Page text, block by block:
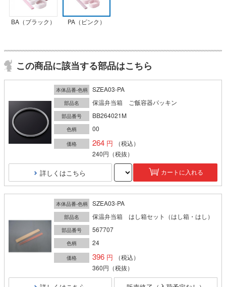
BA（ブラック） PA（ピンク）
この商品に該当する部品はこちら
本体品番-色柄 SZEA03-PA
部品名 保温弁当箱 ご飯容器パッキン
部品番号 BB264021M
色柄 00
価格 264
（税込）
240円 （税抜）
詳しくはこちら カートに入れる
本体品番-色柄 SZEA03-PA
部品名 保温弁当箱 はし箱セット（はし箱・はし）
部品番号 567707
色柄 24
価格 396
（税込）
360円 （税抜）